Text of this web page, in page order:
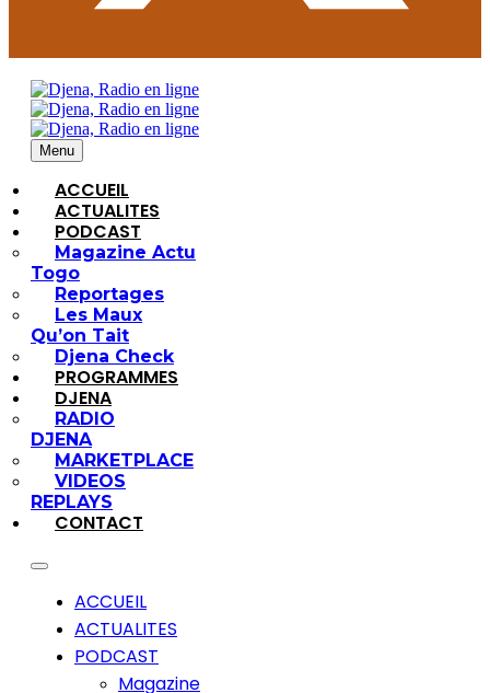
Menu
ACCUEIL
ACTUALITES
PODCAST
Magazine Actu
Togo
Reportages
Les Maux
Qu’on Tait
Djena Check
PROGRAMMES
DJENA
RADIO
DJENA
MARKETPLACE
VIDEOS
REPLAYS
CONTACT
ACCUEIL
ACTUALITES
PODCAST
Magazine